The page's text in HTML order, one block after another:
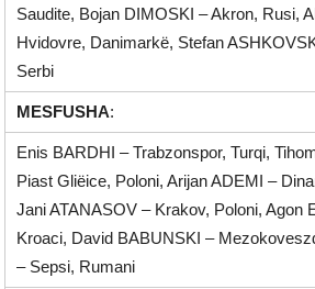
Saudite, Bojan DIMOSKI – Akron, Rusi,
Hvidovre, Danimarkë, Stefan
Serbi
MESFUSHA:
Enis BARDHI – Trabzonspor, Turqi,
Piast Gliëice, Poloni, Arijan ADEMI –
Jani ATANASOV – Krakov, Poloni, Agon
Kroaci, David BABUNSKI –
– Sepsi, Rumani